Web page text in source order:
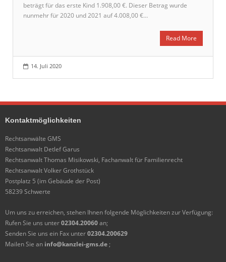
beträgt für das erste Kind 1.908,00 €. Dieser Betrag wurde
nunmehr für 2020 und 2021 auf 4.008,00 €…
Read More
14. Juli 2020
Kontaktmöglichkeiten
Rechtsanwälte GMS
Rechtsanwalt Detlef Garus
Rechtsanwalt Thomas Misikowski, Fachanwalt für Familienrecht
Rechtsanwalt Volker Grothstück
Postplatz 5 (im Gebäude der Post)
58239 Schwerte
Um uns zu erreichen, stehen Ihnen folgende Möglichkeiten zur Verfügung:
Rufen Sie uns unter02304.20060an;
Senden Sie uns ein Fax unter02304.200629
Mailen Sie an info@kanzlei-gms.de ;